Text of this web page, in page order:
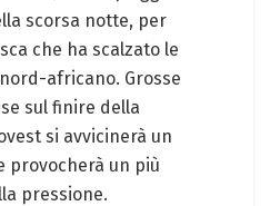
scorsa notte, per
che ha scalzato le
africano. Grosse
sul finire della
si avvicinerà un
provocherà un più
pressione.